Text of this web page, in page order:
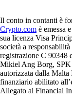
Il conto in contanti è
Crypto.com è emessa
sua licenza Visa
società a
registrazione C 90348
Mikiel Ang Borg, SPK
autorizzata dalla
finanziario abilitato
Allegato al Financial